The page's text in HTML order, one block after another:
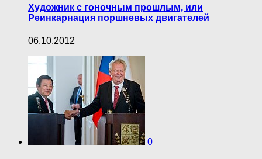
Художник с гоночным прошлым, или
Реинкарнация поршневых двигателей
06.10.2012
0